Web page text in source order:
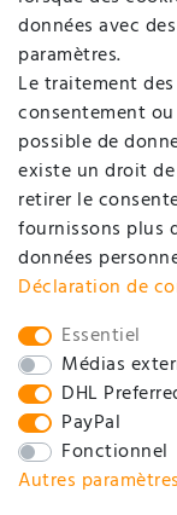
SOCIÉTÉ
Contact
Déclaration de
Conditions
clients
Mentions légales
SOCIAL
données avec
paramètres.
Le traitement
consentement
possible de
existe un droit
retirer le
fournissons plus
données
Déclaration de
Essentiel
Médias
DHL
PayPal
Fonctionnel
Autres paramètres